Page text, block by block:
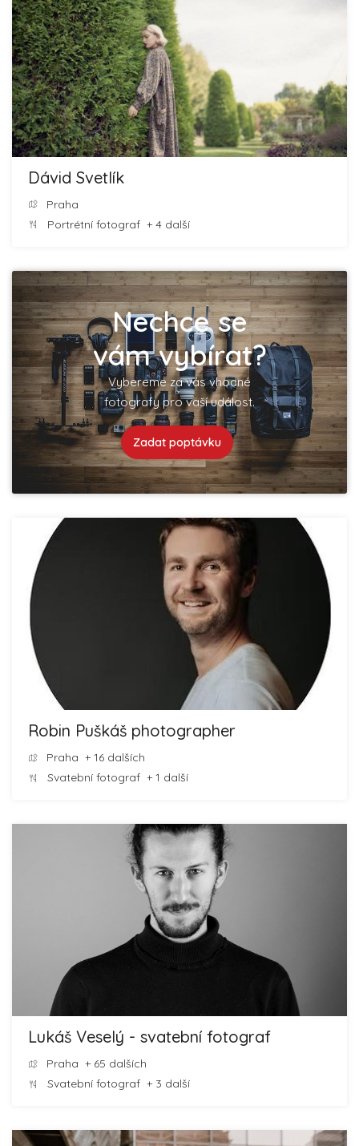
Dávid Svetlík
Praha
Portrétní fotograf + 4 další
Nechce se
vám vybírat?
Vybereme za vás vhodné
fotografy pro vaší událost.
Zadat poptávku
Robin Puškáš photographer
Praha + 16 dalších
Svatební fotograf + 1 další
Lukáš Veselý - svatební fotograf
Praha + 65 dalších
Svatební fotograf + 3 další